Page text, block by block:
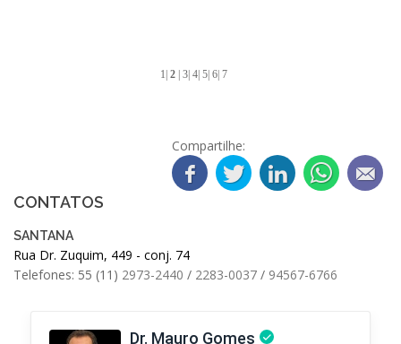
1 | 2 | 3| 4| 5| 6| 7
Compartilhe:
CONTATOS
SANTANA
Rua Dr. Zuquim, 449 - conj. 74
Telefones: 55 (11) 2973-2440 / 2283-0037 / 94567-6766